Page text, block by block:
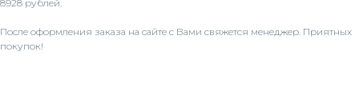
8928 рублей.
После оформления заказа на сайте с Вами свяжется менеджер. Приятных
покупок!